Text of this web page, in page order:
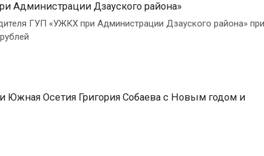
Администрации Дзауского района»
ГУП «УЖКХ при Администрации Дзауского района»
Южная Осетия Григория Собаева с Новым годом и